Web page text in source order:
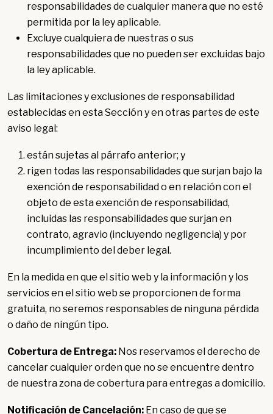
responsabilidades de cualquier manera que no esté
permitida por la ley aplicable.
Excluye cualquiera de nuestras o sus
responsabilidades que no pueden ser excluidas bajo
la ley aplicable.
Las limitaciones y exclusiones de responsabilidad
establecidas en esta Sección y en otras partes de este
aviso legal:
están sujetas al párrafo anterior; y
rigen todas las responsabilidades que surjan bajo la
exención de responsabilidad o en relación con el
objeto de esta exención de responsabilidad,
incluidas las responsabilidades que surjan en
contrato, agravio (incluyendo negligencia) y por
incumplimiento del deber legal.
En la medida en que el sitio web y la información y los
servicios en el sitio web se proporcionen de forma
gratuita, no seremos responsables de ninguna pérdida
o daño de ningún tipo.
Cobertura de Entrega: Nos reservamos el derecho de
cancelar cualquier orden que no se encuentre dentro
de nuestra zona de cobertura para entregas a domicilio.
Notificación de Cancelación: En caso de que se